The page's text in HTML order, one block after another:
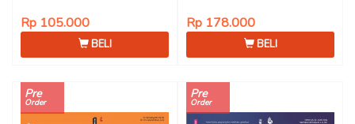
Rp 105.000
BELI
Rp 178.000
BELI
Pre
Order
Pre
Order